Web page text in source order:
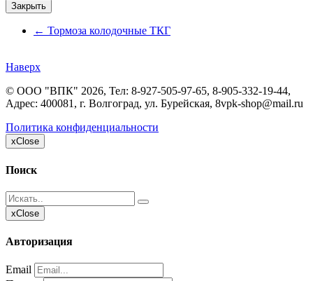
Закрыть
← Тормоза колодочные ТКГ
Наверх
© ООО "ВПК" 2026, Тел: 8-927-505-97-65, 8-905-332-19-44,
Адрес: 400081, г. Волгоград, ул. Бурейская, 8vpk-shop@mail.ru
Политика конфиденциальности
xClose
Поиск
xClose
Авторизация
Email